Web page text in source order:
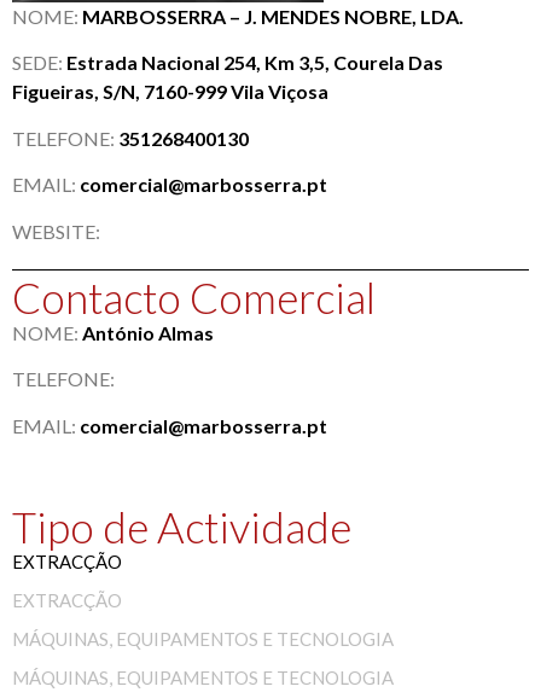
NOME: MARBOSSERRA – J. MENDES NOBRE, LDA.
SEDE: Estrada Nacional 254, Km 3,5, Courela Das
Figueiras, S/N, 7160-999 Vila Viçosa
TELEFONE: 351268400130
EMAIL: comercial@marbosserra.pt
WEBSITE:
Contacto Comercial
NOME: António Almas
TELEFONE:
EMAIL: comercial@marbosserra.pt
Tipo de Actividade
EXTRACÇÃO
EXTRACÇÃO
MÁQUINAS, EQUIPAMENTOS E TECNOLOGIA
MÁQUINAS, EQUIPAMENTOS E TECNOLOGIA